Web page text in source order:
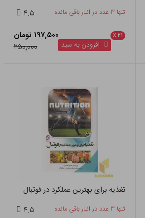
تنها ۳ عدد در انبار باقی مانده ۴.۵
۲۱ ٪
۱۹۷,۵۰۰ تومان
۲۵۰,۰۰۰
افزودن به سبد
تغذیه برای بهترین عملکرد در فوتبال
تنها ۳ عدد در انبار باقی مانده ۴.۵